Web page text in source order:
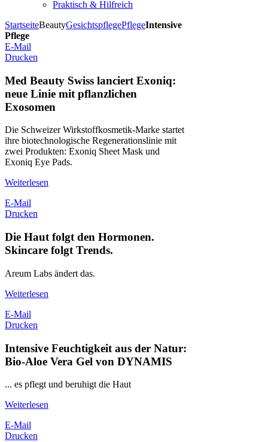
Praktisch & Hilfreich
StartseiteBeautyGesichtspflegePflegeIntensive
Pflege
E-Mail
Drucken
Med Beauty Swiss lanciert Exoniq:
neue Linie mit pflanzlichen
Exosomen
Die Schweizer Wirkstoffkosmetik-Marke startet
ihre bio­technologische Regenerationslinie mit
zwei Produkten: Exoniq Sheet Mask und
Exoniq Eye Pads.
Weiterlesen
E-Mail
Drucken
Die Haut folgt den Hormonen.
Skincare folgt Trends.
Areum Labs ändert das.
Weiterlesen
E-Mail
Drucken
Intensive Feuchtigkeit aus der Natur:
Bio-Aloe Vera Gel von DYNAMIS
... es pflegt und beruhigt die Haut
Weiterlesen
E-Mail
Drucken